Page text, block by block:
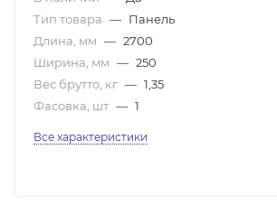
Тип товара — Панель
Длина, мм — 2700
Ширина, мм — 250
Вес брутто, кг — 1,35
Фасовка, шт — 1
Все характеристики